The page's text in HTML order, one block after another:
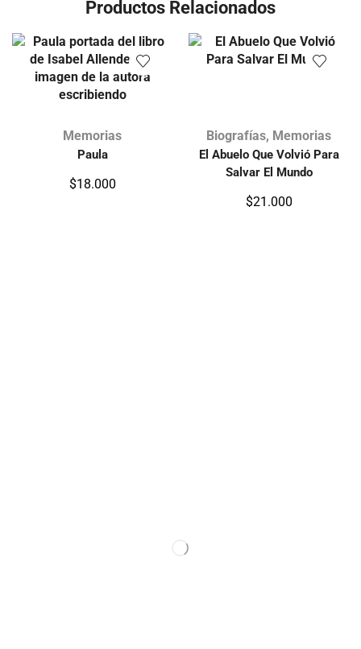
Productos Relacionados
Memorias
Paula
$18.000
Biografías, Memorias
El Abuelo Que Volvió Para
Salvar El Mundo
$21.000